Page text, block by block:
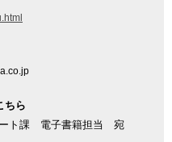
ちら
ト課 電子書籍担当 宛